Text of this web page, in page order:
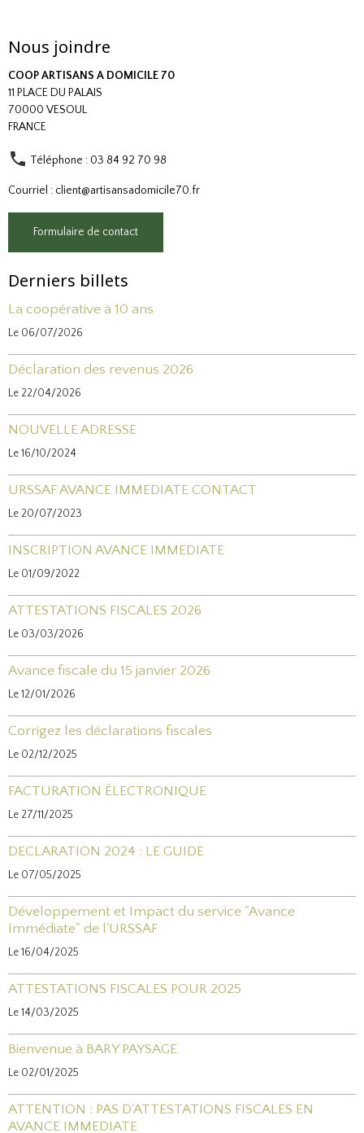
Nous joindre
COOP ARTISANS A DOMICILE 70
11 PLACE DU PALAIS
70000 VESOUL
FRANCE
Téléphone : 03 84 92 70 98
Courriel : client@artisansadomicile70.fr
Formulaire de contact
Derniers billets
La coopérative à 10 ans
Le 06/07/2026
Déclaration des revenus 2026
Le 22/04/2026
NOUVELLE ADRESSE
Le 16/10/2024
URSSAF AVANCE IMMEDIATE CONTACT
Le 20/07/2023
INSCRIPTION AVANCE IMMEDIATE
Le 01/09/2022
ATTESTATIONS FISCALES 2026
Le 03/03/2026
Avance fiscale du 15 janvier 2026
Le 12/01/2026
Corrigez les déclarations fiscales
Le 02/12/2025
FACTURATION ÉLECTRONIQUE
Le 27/11/2025
DECLARATION 2024 : LE GUIDE
Le 07/05/2025
Développement et Impact du service "Avance
Immédiate" de l'URSSAF
Le 16/04/2025
ATTESTATIONS FISCALES POUR 2025
Le 14/03/2025
Bienvenue à BARY PAYSAGE
Le 02/01/2025
ATTENTION : PAS D'ATTESTATIONS FISCALES EN
AVANCE IMMEDIATE